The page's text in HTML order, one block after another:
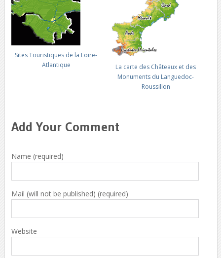
Sites Touristiques de la Loire-
Atlantique
La carte des Châteaux et des
Monuments du Languedoc-
Roussillon
Add Your Comment
Name (required)
Mail (will not be published) (required)
Website